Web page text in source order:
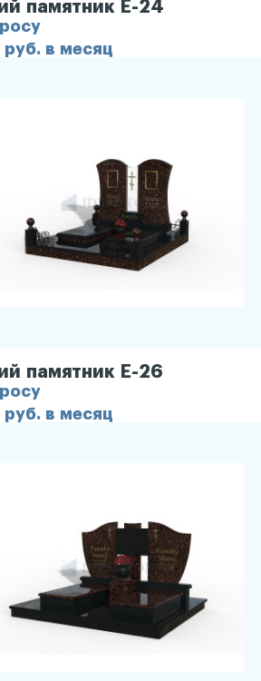
памятник Е-24
руб. в месяц
памятник Е-26
руб. в месяц